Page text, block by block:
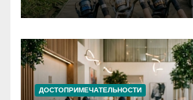
типы
ДОСТОПРИМЕЧАТЕЛЬНОСТИ